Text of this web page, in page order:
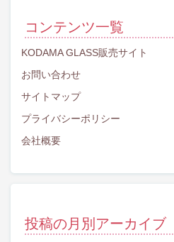
コンテンツ一覧
KODAMA GLASS販売サイト
お問い合わせ
サイトマップ
プライバシーポリシー
会社概要
投稿の月別アーカイブ